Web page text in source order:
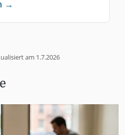
→
am 1.7.2026